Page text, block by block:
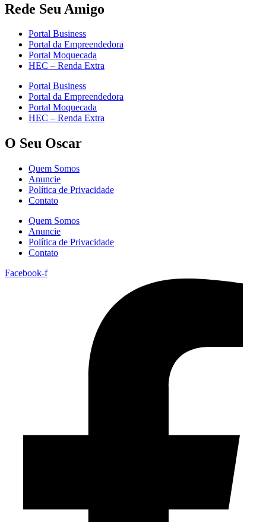
Rede Seu Amigo
Portal Business
Portal da Empreendedora
Portal Moquecada
HEC – Renda Extra
Portal Business
Portal da Empreendedora
Portal Moquecada
HEC – Renda Extra
O Seu Oscar
Quem Somos
Anuncie
Política de Privacidade
Contato
Quem Somos
Anuncie
Política de Privacidade
Contato
Facebook-f